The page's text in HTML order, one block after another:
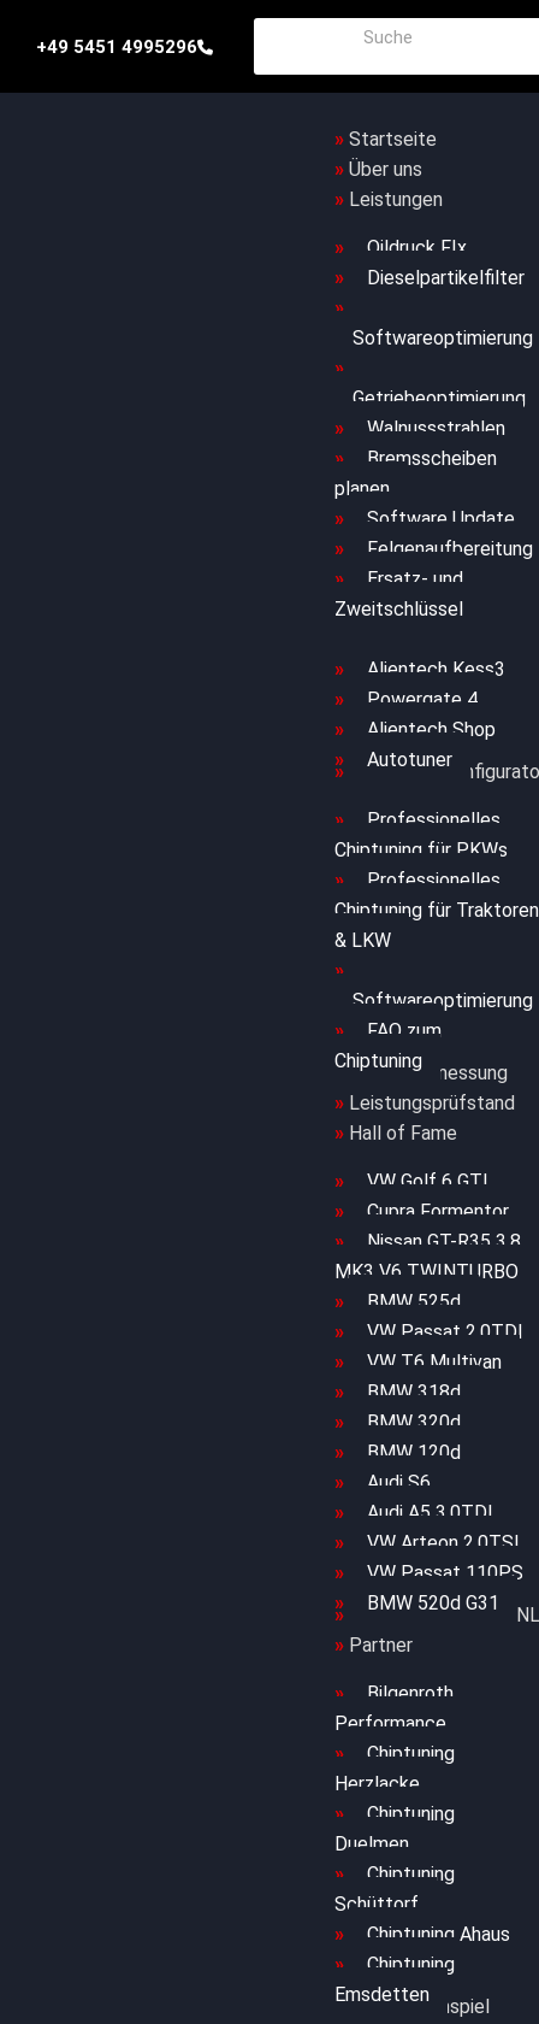
+49 5451 4995296
Startseite
Über uns
Leistungen
Oildruck FIx
Dieselpartikelfilter
Softwareoptimierung
Getriebeoptimierung
Walnussstrahlen
Bremsscheiben
planen
Software Update
Felgenaufbereitung
Ersatz- und
Zweitschlüssel
File Service
Alientech Kess3
Powergate 4
Alientech Shop
Autotuner
Chiptuning
Professionelles
Chiptuning für PKWs
Professionelles
Chiptuning für Traktoren
& LKW
Softwareoptimierung
FAQ zum
Chiptuning
Leistungsmessung
Leistungsprüfstand
Hall of Fame
VW Golf 6 GTI
Cupra Formentor
Nissan GT-R35 3.8
MK3 V6 TWINTURBO
BMW 525d
VW Passat 2.0TDI
VW T6 Multivan
BMW 318d
BMW 320d
BMW 120d
Audi S6
Audi A5 3.0TDI
VW Arteon 2.0TSI
VW Passat 110PS
BMW 520d G31
SID212 / 212EVO
Partner
Bilgenroth
Performance
Chiptuning
Herzlacke
Chiptuning
Duelmen
Chiptuning
Schüttorf
Chiptuning Ahaus
Chiptuning
Emsdetten
Golf Gewinnspiel